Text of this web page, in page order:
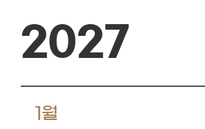
2027
1월